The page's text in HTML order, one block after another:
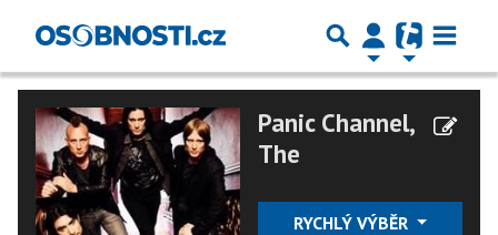
Panic Channel,
The
RYCHLÝ VÝBĚR